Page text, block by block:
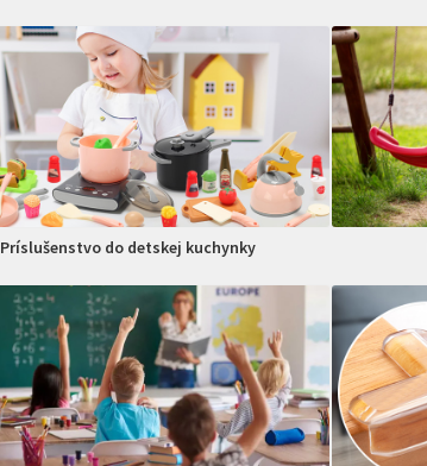
Príslušenstvo do detskej kuchynky